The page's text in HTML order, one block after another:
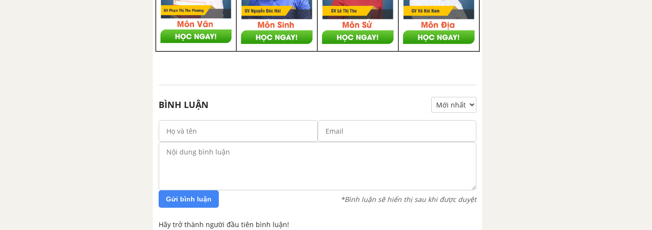
BÌNH LUẬN
Gửi bình luận *Bình luận sẽ hiển thị sau khi được duyệt
Hãy trở thành người đầu tiên bình luận!